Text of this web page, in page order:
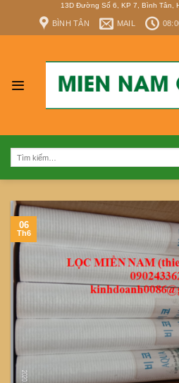
content
13D Đường Số 6, KP 7, Bình Tân,
BÌNH TÂN MAIL
06
Th6